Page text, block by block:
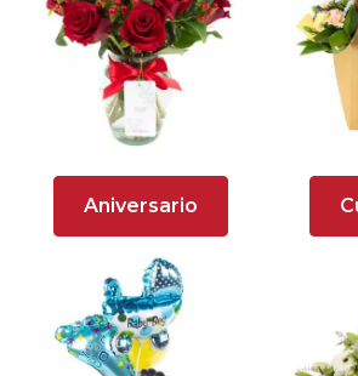
Aniversario
Arreglos florales en tono
Arreglos florales en
Arreglos florales en tono
Arreglos Florales para
Arreglos florales para dar
Arreglos Florales para
Arreglos Florales para